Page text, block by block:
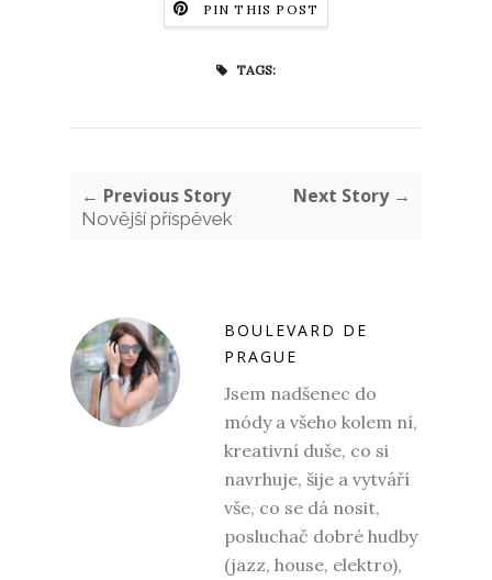
PIN THIS POST
TAGS:
← Previous Story
Novější příspěvek
Next Story →
BOULEVARD DE
PRAGUE
Jsem nadšenec do
módy a všeho kolem ní,
kreativní duše, co si
navrhuje, šije a vytváří
vše, co se dá nosit,
posluchač dobré hudby
(jazz, house, elektro),